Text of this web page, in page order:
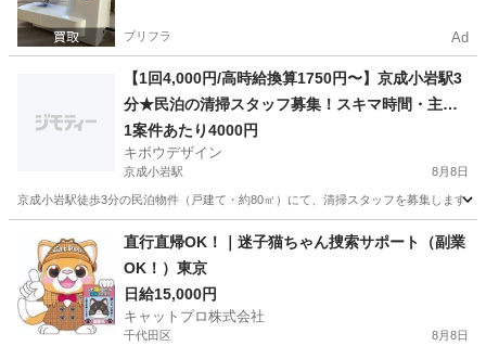
プリフラ Ad
【1回4,000円/高時給換算1750円〜】京成小岩駅3
分★民泊の清掃スタッフ募集！スキマ時間・主婦
(夫)歓迎
1案件あたり4000円
キボウデザイン
京成小岩駅 8月8日
京成小岩駅徒歩3分の民泊物件（戸建て・約80㎡）にて、清掃スタッフを募集します
京成小岩駅 その他 スタッフ
直行直帰OK！｜迷子猫ちゃん捜索サポート（副業
OK！）東京
日給15,000円
キャットプロ株式会社
千代田区 8月8日